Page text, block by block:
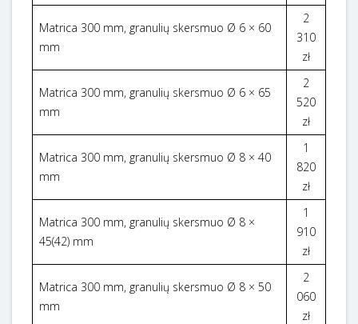
Matrica 300 mm, granulių skersmuo Ø 6 × 60
mm
2
310
zł
Matrica 300 mm, granulių skersmuo Ø 6 × 65
mm
2
520
zł
Matrica 300 mm, granulių skersmuo Ø 8 × 40
mm
1
820
zł
Matrica 300 mm, granulių skersmuo Ø 8 ×
45(42) mm
1
910
zł
Matrica 300 mm, granulių skersmuo Ø 8 × 50
mm
2
060
zł